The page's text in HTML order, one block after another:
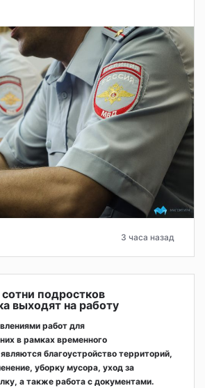
3 часа назад
подростков
выходят на работу
работ для
в рамках временного
благоустройство территорий,
уборку мусора, уход за
а также работа с документами.